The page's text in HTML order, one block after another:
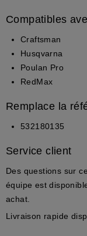
Compatibles
Craftsman
Husqvarna
Poulan Pro
RedMax
Remplace la
532180135
Service client
Des questions sur
équipe est
achat.
Livraison rapide